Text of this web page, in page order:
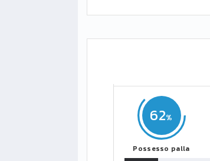
62
Possesso palla